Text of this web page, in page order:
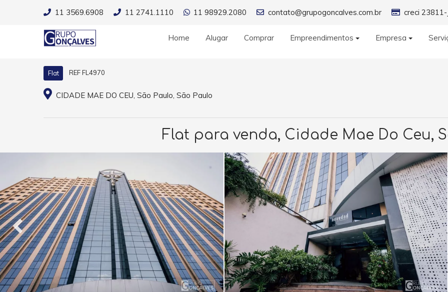
11 3569.6908 11 2741.1110 11 98929.2080 contato@grupogoncalves.com.br creci 23811-
Home Alugar Comprar Empreendimentos Empresa
Flat REF FL4970
CIDADE MAE DO CEU, São Paulo, São Paulo
Flat para venda, Cidade Mae Do Ceu,